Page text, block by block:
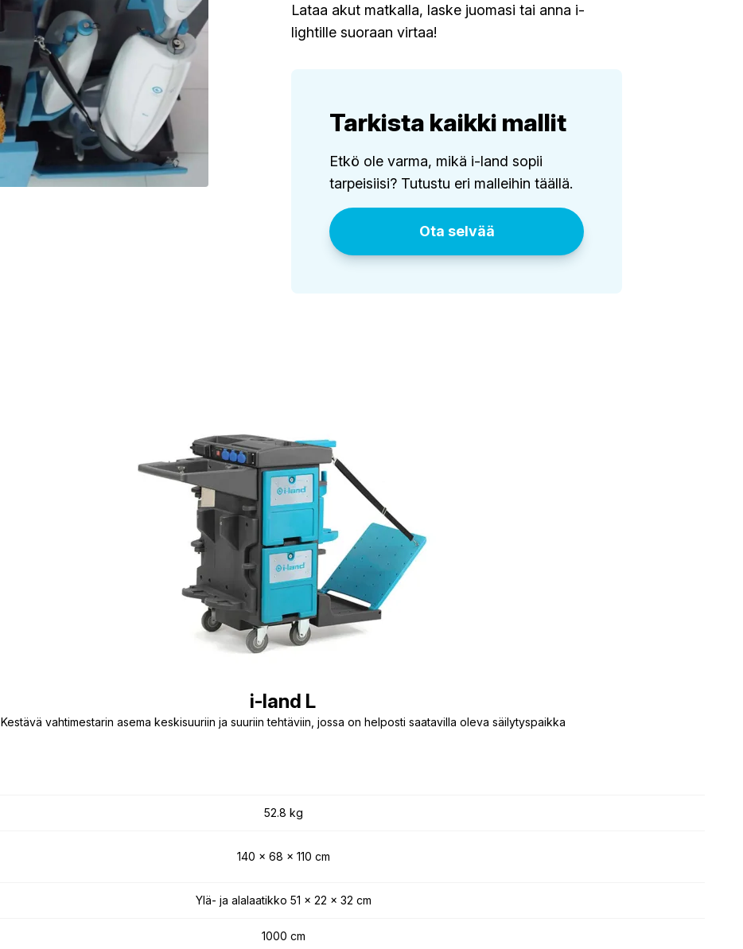
Lataa akut matkalla, laske juomasi tai anna i-
lightille suoraan virtaa!
Tarkista kaikki mallit
Etkö ole varma, mikä i-land sopii
tarpeisiisi? Tutustu eri malleihin täällä.
Ota selvää
i-land L
Kestävä vahtimestarin asema keskisuuriin ja suuriin tehtäviin, jossa on helposti saatavilla oleva säilytyspaikka
52.8 kg
140 x 68 x 110 cm
Ylä- ja alalaatikko 51 x 22 x 32 cm
1000 cm